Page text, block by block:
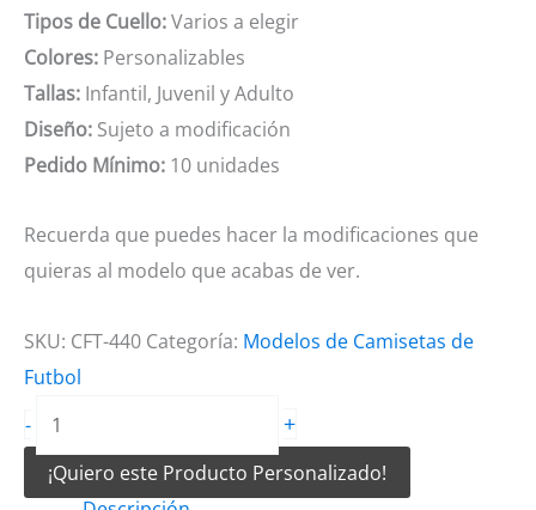
Tipos de Cuello:Varios a elegir
Colores: Personalizables
Tallas: Infantil, Juvenil y Adulto
Diseño: Sujeto a modificación
Pedido Mínimo: 10 unidades
Recuerda que puedes hacer la modificaciones que
quieras al modelo que acabas de ver.
SKU: CFT-440 Categoría: Modelos de Camisetas de
Futbol
-
Camiseta
de
Futbol
+
¡Quiero este Producto Personalizado!